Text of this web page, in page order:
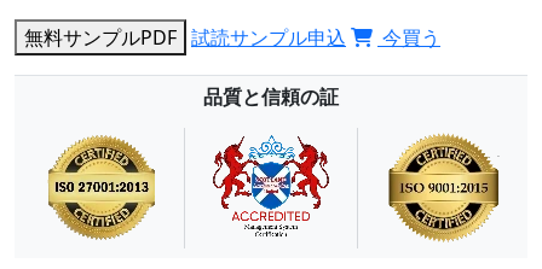
無料サンプルPDF 試読サンプル申込 今買う
品質と信頼の証